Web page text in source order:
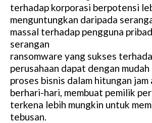
terhadap korporasi berpotensi
menguntungkan daripada
massal terhadap pengguna
serangan
ransomware yang sukses
perusahaan dapat dengan
proses bisnis dalam hitungan jam
berhari-hari, membuat pemilik
terkena lebih mungkin untuk
tebusan.